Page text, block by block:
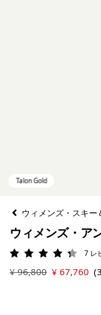
ウィメンズ・スキー
ウィメンズ・ア
評価: 4.3 / 5
7 レ
¥ 96,800 ¥ 67,760